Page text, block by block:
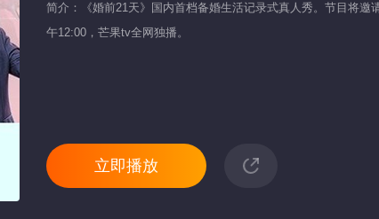
简介：《婚前21天》国内首档备婚生活记录式真人秀。节目将
午12:00，芒果tv全网独播。
立即播放